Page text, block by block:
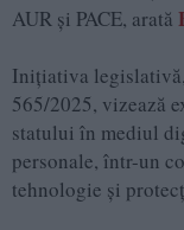
AUR și PACE, arată
Inițiativa
565/2025, vizează
statului în mediul
personale, într-un
tehnologie și